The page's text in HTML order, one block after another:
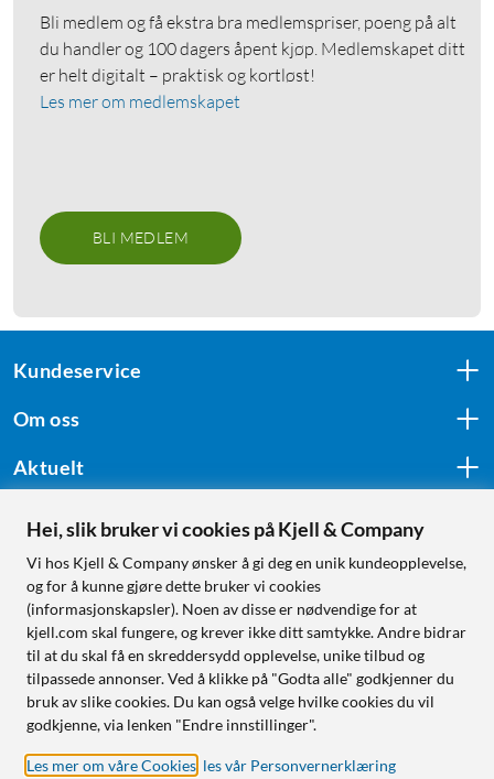
Bli medlem og få ekstra bra medlemspriser, poeng på alt
du handler og 100 dagers åpent kjøp. Medlemskapet ditt
er helt digitalt – praktisk og kortløst!
Les mer om medlemskapet
BLI MEDLEM
Kundeservice
Om oss
Aktuelt
Følg oss
Handle fra:
Sverige
Norge
Hei, slik bruker vi cookies på Kjell & Company
Vi hos Kjell & Company ønsker å gi deg en unik kundeopplevelse,
og for å kunne gjøre dette bruker vi cookies
(informasjonskapsler). Noen av disse er nødvendige for at
kjell.com skal fungere, og krever ikke ditt samtykke. Andre bidrar
til at du skal få en skreddersydd opplevelse, unike tilbud og
tilpassede annonser. Ved å klikke på "Godta alle" godkjenner du
bruk av slike cookies. Du kan også velge hvilke cookies du vil
godkjenne, via lenken "Endre innstillinger".
Les mer om våre Cookies les vår Personvernerklæring